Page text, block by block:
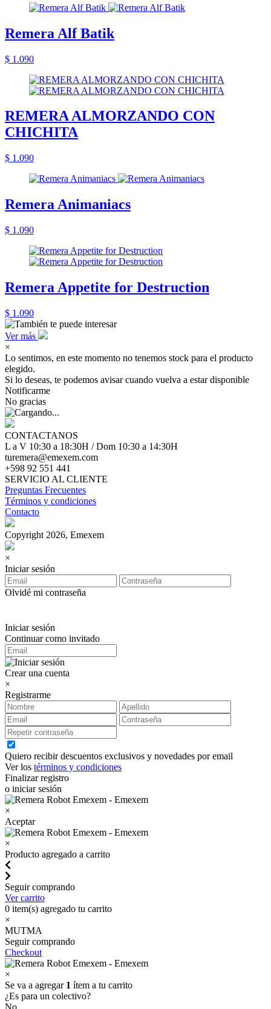
Remera Alf Batik
$ 1.090
REMERA ALMORZANDO CON
CHICHITA
$ 1.090
Remera Animaniacs
$ 1.090
Remera Appetite for Destruction
$ 1.090
Ver más
×
Lo sentimos, en este momento no tenemos stock para el producto
elegido.
Si lo deseas, te podemos avisar cuando vuelva a estar disponible
Notificarme
No gracias
CONTACTANOS
L a V 10:30 a 18:30H / Dom 10:30 a 14:30H
turemera@emexem.com
+598 92 551 441
SERVICIO AL CLIENTE
Preguntas Frecuentes
Términos y condiciones
Contacto
Copyright 2026, Emexem
×
Iniciar sesión
Olvidé mi contraseña
Iniciar sesión
Continuar como invitado
Crear una cuenta
×
Registrarme
Quiero recibir descuentos exclusivos y novedades por email
Ver los términos y condiciones
Finalizar registro
o iniciar sesión
×
Aceptar
×
Producto agregado a carrito
Seguir comprando
Ver carrito
0 item(s) agregado tu carrito
×
MUTMA
Seguir comprando
Checkout
×
Se va a agregar 1 ítem a tu carrito
¿Es para un colectivo?
No